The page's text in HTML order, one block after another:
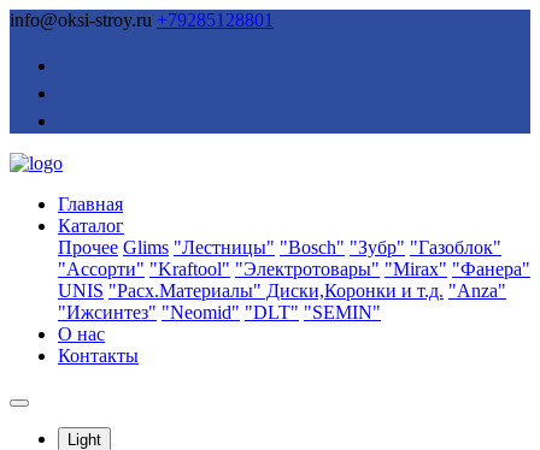
info@oksi-stroy.ru +79285128801
Главная
Каталог
Прочее Glims "Лестницы" "Bosch" "Зубр" "Газоблок"
"Ассорти" "Kraftool" "Электротовары" "Mirax" "Фанера"
UNIS "Расх.Материалы" Диски,Коронки и т.д. "Anza"
"Ижсинтез" "Neomid" "DLT" "SEMIN"
О нас
Контакты
Light